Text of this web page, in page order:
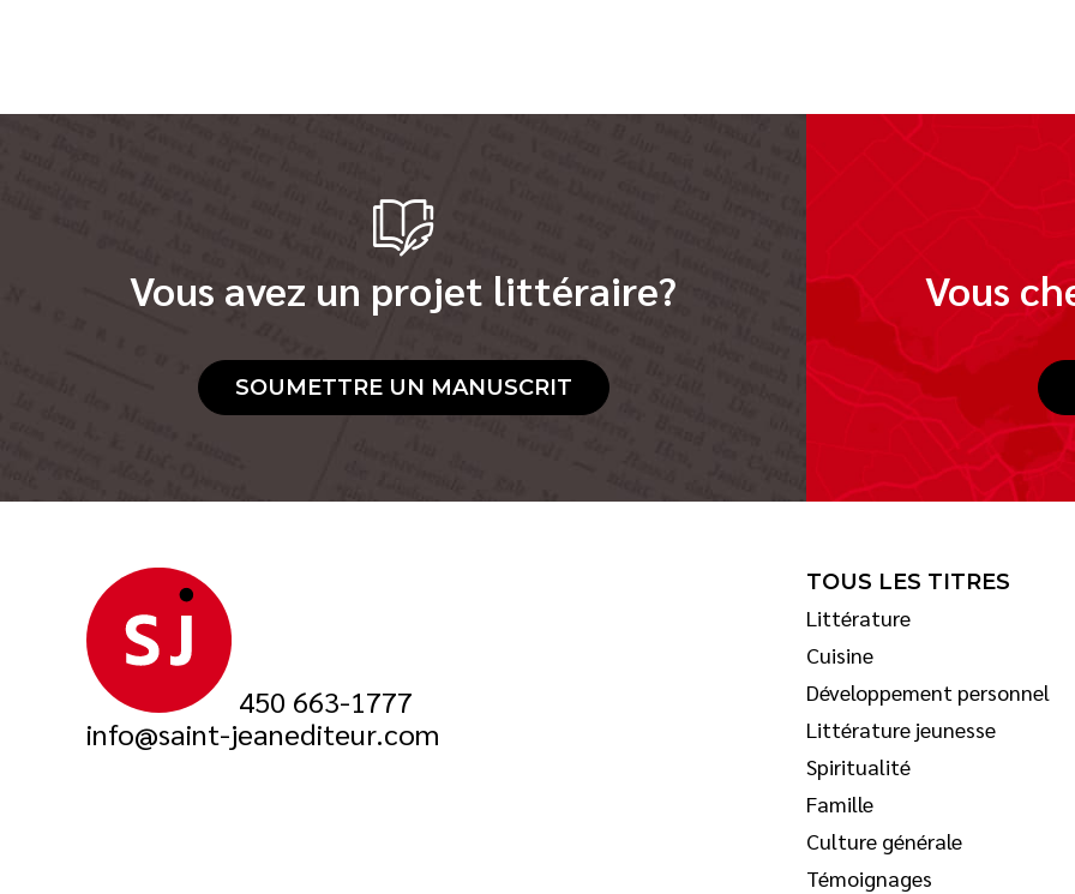
Vous avez un projet littéraire?
SOUMETTRE UN MANUSCRIT
Vous
450 663-1777
info@saint-jeanediteur.com
TOUS LES TITRES
Littérature
Cuisine
Développement personnel
Littérature jeunesse
Spiritualité
Famille
Culture générale
Témoignages